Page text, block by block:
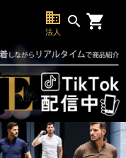
business
法人
search